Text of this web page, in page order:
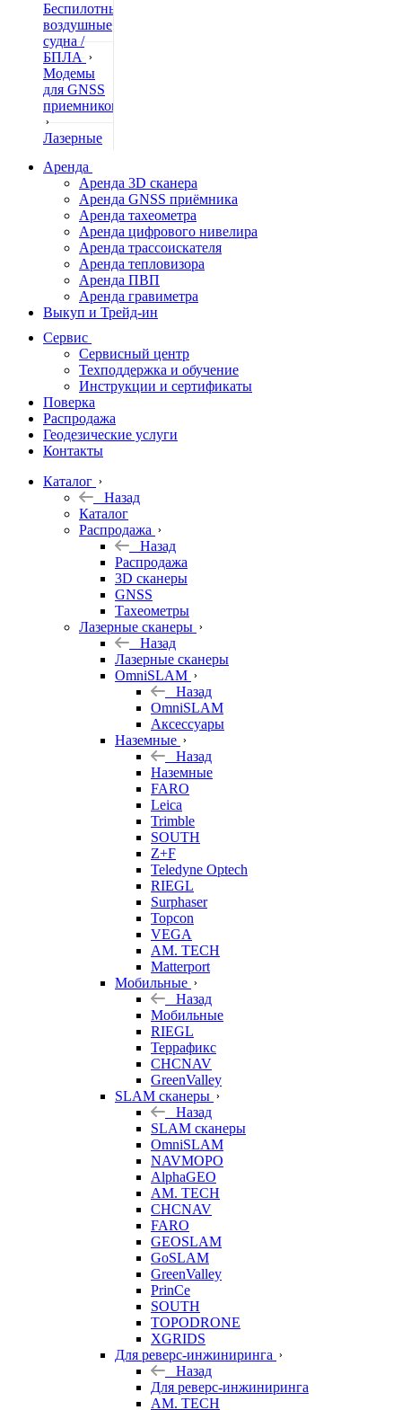
Беспилотные
воздушные
судна /
БПЛА
Модемы
для GNSS
приемников
Лазерные
Нивелиры
Теодолиты
Трассоискатели
Неразрушающий
контроль
Аксессуары
Софт
Георадары
Акции
Гидрография
Подбор
оборудования
по задачам
Архив
Геодезическое
оборудование
Аренда
Аренда 3D сканера
Аренда GNSS приёмника
Аренда тахеометра
Аренда цифрового нивелира
Аренда трассоискателя
Аренда тепловизора
Аренда ПВП
Аренда гравиметра
Выкуп и Трейд-ин
Сервис
Сервисный центр
Техподдержка и обучение
Инструкции и сертификаты
Поверка
Распродажа
Геодезические услуги
Контакты
Каталог
Назад
Каталог
Распродажа
Назад
Распродажа
3D сканеры
GNSS
Тахеометры
Лазерные сканеры
Назад
Лазерные сканеры
OmniSLAM
Назад
OmniSLAM
Аксессуары
Наземные
Назад
Наземные
FARO
Leica
Trimble
SOUTH
Z+F
Teledyne Optech
RIEGL
Surphaser
Topcon
VEGA
AM. TECH
Matterport
Мобильные
Назад
Мобильные
RIEGL
Террафикс
CHCNAV
GreenValley
SLAM сканеры
Назад
SLAM сканеры
OmniSLAM
NAVMOPO
AlphaGEO
AM. TECH
CHCNAV
FARO
GEOSLAM
GoSLAM
GreenValley
PrinCe
SOUTH
TOPODRONE
XGRIDS
Для реверс-инжиниринга
Назад
Для реверс-инжиниринга
AM. TECH